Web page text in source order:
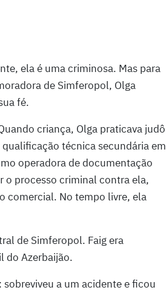
ela é uma criminosa. Mas para
de Simferopol, Olga
fé.
criança, Olga praticava judô
técnica secundária em
operadora de documentação
o processo criminal contra ela,
comercial. No tempo livre, ela
de Simferopol. Faig era
do Azerbaijão.
a um acidente e ficou